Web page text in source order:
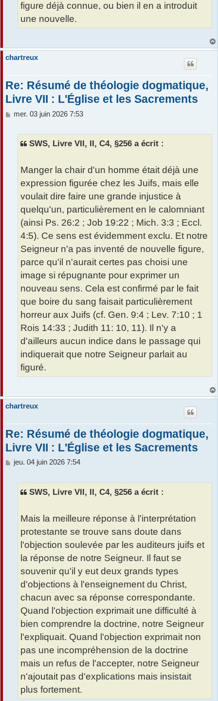
figure déjà connue, ou bien il en a introduit
une nouvelle.
chartreux
Re: Résumé de théologie dogmatique,
Livre VII : L'Église et les Sacrements
M
mer. 03 juin 2026 7:53
SWS, Livre VII, II, C4, §256 a écrit :
Manger la chair d'un homme était déjà une
expression figurée chez les Juifs, mais elle
voulait dire faire une grande injustice à
quelqu'un, particulièrement en le calomniant
(ainsi Ps. 26:2 ; Job 19:22 ; Mich. 3:3 ; Eccl.
4:5). Ce sens est évidemment exclu. Et notre
Seigneur n'a pas inventé de nouvelle figure,
parce qu'il n'aurait certes pas choisi une
image si répugnante pour exprimer un
nouveau sens. Cela est confirmé par le fait
que boire du sang faisait particulièrement
horreur aux Juifs (cf. Gen. 9:4 ; Lev. 7:10 ; 1
Rois 14:33 ; Judith 11: 10, 11). Il n'y a
d'ailleurs aucun indice dans le passage qui
indiquerait que notre Seigneur parlait au
figuré.
chartreux
Re: Résumé de théologie dogmatique,
Livre VII : L'Église et les Sacrements
M
jeu. 04 juin 2026 7:54
SWS, Livre VII, II, C4, §256 a écrit :
Mais la meilleure réponse à l'interprétation
protestante se trouve sans doute dans
l'objection soulevée par les auditeurs juifs et
la réponse de notre Seigneur. Il faut se
souvenir qu'il y eut deux grands types
d'objections à l'enseignement du Christ,
chacun avec sa réponse correspondante.
Quand l'objection exprimait une difficulté à
bien comprendre la doctrine, notre Seigneur
l'expliquait. Quand l'objection exprimait non
pas une incompréhension de la doctrine
mais un refus de l'accepter, notre Seigneur
n'ajoutait pas d'explications mais insistait
plus fortement.